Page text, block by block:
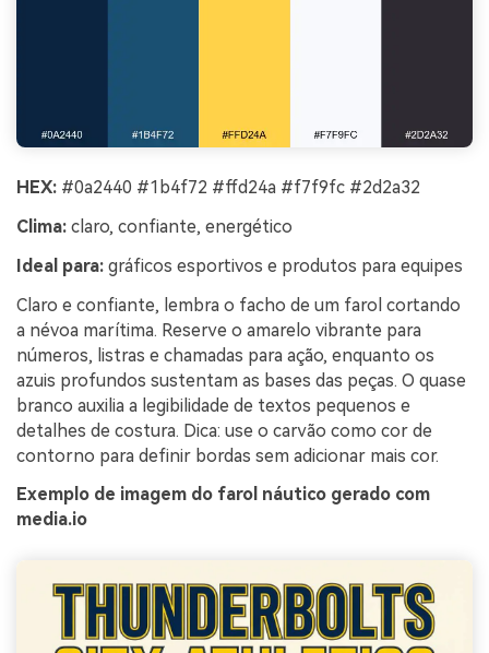
HEX: #0a2440 #1b4f72 #ffd24a #f7f9fc #2d2a32
Clima: claro, confiante, energético
Ideal para: gráficos esportivos e produtos para equipes
Claro e confiante, lembra o facho de um farol cortando
a névoa marítima. Reserve o amarelo vibrante para
números, listras e chamadas para ação, enquanto os
azuis profundos sustentam as bases das peças. O quase
branco auxilia a legibilidade de textos pequenos e
detalhes de costura. Dica: use o carvão como cor de
contorno para definir bordas sem adicionar mais cor.
Exemplo de imagem do farol náutico gerado com
media.io